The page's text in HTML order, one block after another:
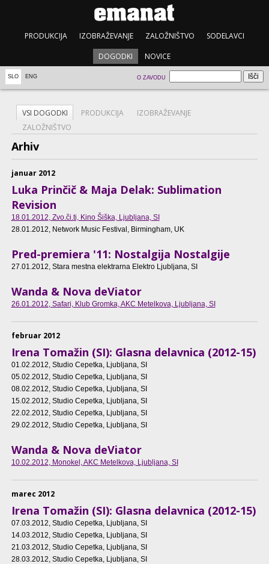
PRODUKCIJA IZOBRAŽEVANJE ZALOŽNIŠTVO SODELAVCI
DOGODKI NOVICE
SLO ENG O ZAVODU
VSI DOGODKI PRODUKCIJA
IZOBRAŽEVANJE
ZALOŽNIŠTVO
Arhiv
januar 2012
Luka Prinčič & Maja Delak: Sublimation
Revision
18.01.2012 , Zvo.či.ti, Kino Šiška, Ljubljana, SI
28.01.2012 , Network Music Festival, Birmingham, UK
Pred-premiera '11: Nostalgija Nostalgije
27.01.2012, Stara mestna elektrarna Elektro Ljubljana, SI
Wanda & Nova deViator
26.01.2012, Safari, Klub Gromka, AKC Metelkova, Ljubljana, SI
februar 2012
Irena Tomažin (SI): Glasna delavnica (2012-15)
01.02.2012, Studio Cepetka, Ljubljana, SI
05.02.2012, Studio Cepetka, Ljubljana, SI
08.02.2012, Studio Cepetka, Ljubljana, SI
15.02.2012, Studio Cepetka, Ljubljana, SI
22.02.2012, Studio Cepetka, Ljubljana, SI
29.02.2012, Studio Cepetka, Ljubljana, SI
Wanda & Nova deViator
10.02.2012, Monokel, AKC Metelkova, Ljubljana, SI
marec 2012
Irena Tomažin (SI): Glasna delavnica (2012-15)
07.03.2012, Studio Cepetka, Ljubljana, SI
14.03.2012, Studio Cepetka, Ljubljana, SI
21.03.2012, Studio Cepetka, Ljubljana, SI
28.03.2012, Studio Cepetka, Ljubljana, SI